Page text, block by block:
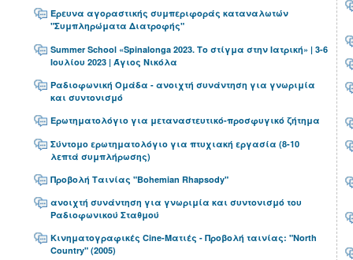
Έρευνα αγοραστικής συμπεριφοράς καταναλωτών
"Συμπληρώματα Διατροφής"
Summer School «Spinalonga 2023. Το στίγμα στην Ιατρική» | 3-6
Ιουλίου 2023 | Άγιος Νικόλα
Ραδιοφωνική Ομάδα - ανοιχτή συνάντηση για γνωριμία
και συντονισμό
Ερωτηματολόγιο για μεταναστευτικό-προσφυγικό ζήτημα
Σύντομο ερωτηματολόγιο για πτυχιακή εργασία (8-10
λεπτά συμπλήρωσης)
Προβολή Ταινίας "Bohemian Rhapsody"
ανοιχτή συνάντηση για γνωριμία και συντονισμό του
Ραδιοφωνικού Σταθμού
Κινηματογραφικές Cine-Ματιές - Προβολή ταινίας: "North
Country" (2005)